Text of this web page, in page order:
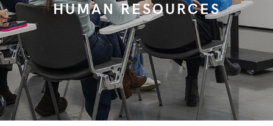
HUMAN RESOURCES